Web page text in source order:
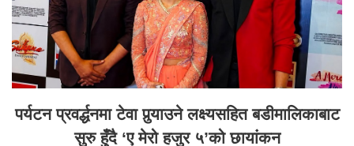
पर्यटन प्रवर्द्धनमा टेवा पुर्‍याउने लक्ष्यसहित बडीमालिकाबाट
सुरु हुँदै ‘ए मेरो हजुर ५’को छायांकन